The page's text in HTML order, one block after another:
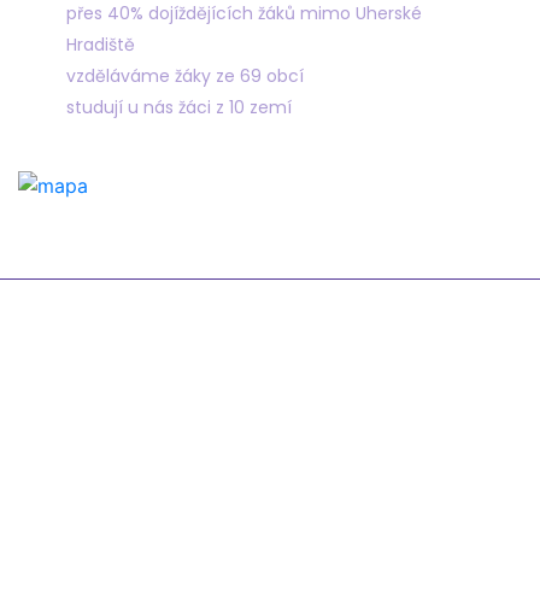
přes 40% dojíždějících žáků mimo Uherské
Hradiště
vzděláváme žáky ze 69 obcí
studují u nás žáci z 10 zemí